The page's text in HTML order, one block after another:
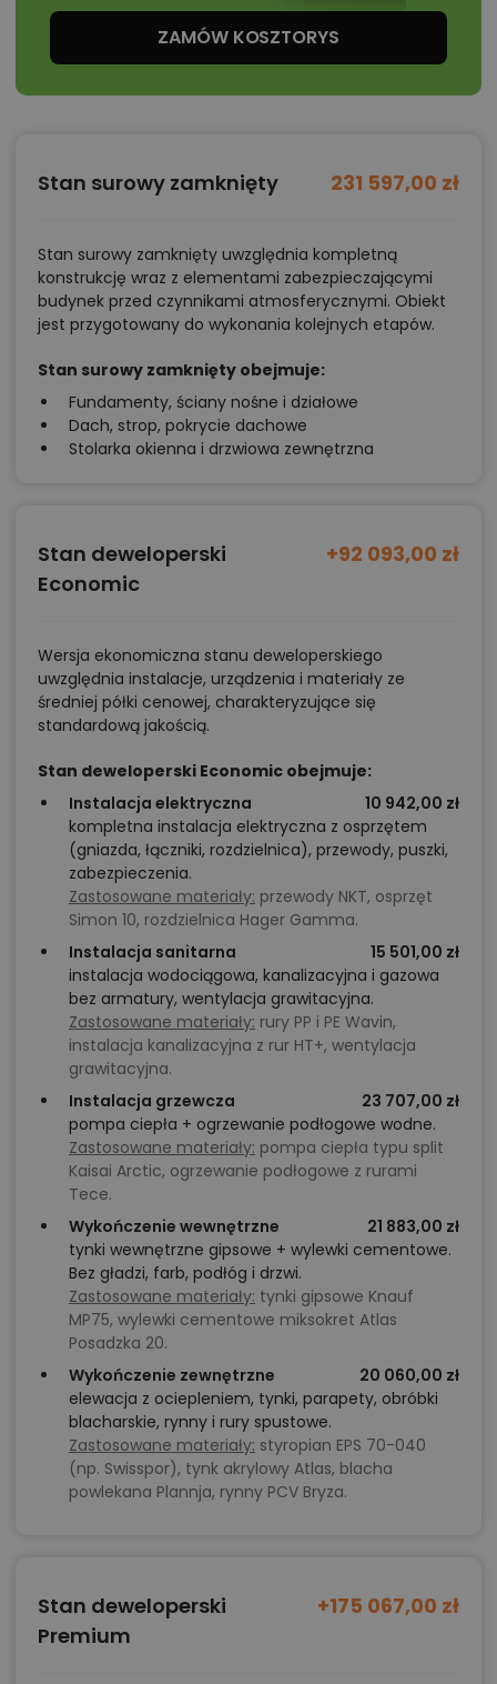
wydłużony, prostokątny kształt, a najwyższy punkt
poddasza przebiega przy ścianie działowej. Dzięki
temu skosy w niewielkim stopniu ograniczają
Wysokie okna z balkonami francuskimi zapewniają
powiększają przestrzeń. Funkcjonalność poddasza
domu Dalia CE zwiększa również lukarna, która
poprawia ustawność łazienki i pozwala wygodniej
szerokości budynku udało się stworzyć
pełnowartościową strefę prywatną, zapewniając
każdemu z domowników komfortowe warunki do
wymagającą działkę
bardzo wąskiej parceli , nie rezygnując z rozwiązań
spotykanych w znacznie większych projektach. Trzy
sypialnie, dwie łazienki na poddaszu, dodatkowe WC
na parterze, spiżarnia oraz dwie garderoby
zapewniają wysoki komfort codziennego
użytkowania mimo kompaktowych wymiarów
budynku.
Największym atutem projektu pozostaje jednak
umiejętne wykorzystanie działki o szerokości zaledwie
10,05 m. Dzięki pełnej ścianie bocznej, zwartej bryle i
szerokości domu wynoszącej jedynie 6,05 m inwestor
zyskuje możliwość zabudowy parceli, która dla wielu
innych projektów okazałaby się zbyt wymagająca. To
propozycja dla osób, które chcą w pełni wykorzystać
potencjał trudnej działki, nie rezygnując z
komfortowego, dobrze zorganizowanego domu dla
całej rodziny.
Chcesz uzyskać więcej informacji o tym
projekcie, na przykład:
polecane przez architekta zmiany,
możliwości wprowadzania modyfikacji,
projekty podobne - o zbliżonym układzie lub
parametrach,
optymalizacja kosztów budowy domu według
tego projektu,
informacje szczegółowe - np. wymiary
Zadzwoń52 384 49 90lub NAPISZ
ZAMÓW KOSZTORYS
Stan surowy zamknięty 231 597,00 zł
Stan surowy zamknięty uwzględnia kompletną
konstrukcję wraz z elementami zabezpieczającymi
budynek przed czynnikami atmosferycznymi. Obiekt
jest przygotowany do wykonania kolejnych etapów.
Stan surowy zamknięty obejmuje:
Fundamenty, ściany nośne i działowe
Dach, strop, pokrycie dachowe
Stolarka okienna i drzwiowa zewnętrzna
Stan deweloperski
Economic
+92 093,00 zł
Wersja ekonomiczna stanu deweloperskiego
uwzględnia instalacje, urządzenia i materiały ze
średniej półki cenowej, charakteryzujące się
standardową jakością.
Stan deweloperski Economic obejmuje:
Instalacja elektryczna
10 942,00 zł
kompletna instalacja elektryczna z osprzętem
(gniazda, łączniki, rozdzielnica), przewody, puszki,
zabezpieczenia.
Zastosowane materiały: przewody NKT, osprzęt
Simon 10, rozdzielnica Hager Gamma.
Instalacja sanitarna
15 501,00 zł
instalacja wodociągowa, kanalizacyjna i gazowa
bez armatury, wentylacja grawitacyjna.
Zastosowane materiały: rury PP i PE Wavin,
instalacja kanalizacyjna z rur HT+, wentylacja
grawitacyjna.
Instalacja grzewcza
23 707,00 zł
pompa ciepła + ogrzewanie podłogowe wodne.
Zastosowane materiały: pompa ciepła typu split
Kaisai Arctic, ogrzewanie podłogowe z rurami
Tece.
Wykończenie wewnętrzne
21 883,00 zł
tynki wewnętrzne gipsowe + wylewki cementowe.
Bez gładzi, farb, podłóg i drzwi.
Zastosowane materiały: tynki gipsowe Knauf
MP75, wylewki cementowe miksokret Atlas
Posadzka 20.
Wykończenie zewnętrzne
20 060,00 zł
elewacja z ociepleniem, tynki, parapety, obróbki
blacharskie, rynny i rury spustowe.
Zastosowane materiały: styropian EPS 70-040
(np. Swisspor), tynk akrylowy Atlas, blacha
powlekana Plannja, rynny PCV Bryza.
Stan deweloperski
Premium
+175 067,00 zł